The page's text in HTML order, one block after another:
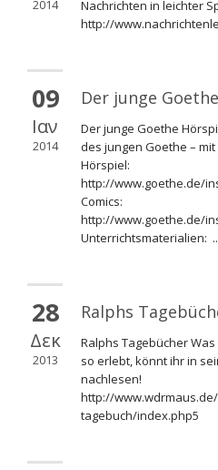
2014
Nachrichten in leichter
http://
09
Ιαν
2014
Der junge Goethe
Der junge Goethe
des jungen Goethe –
Hörspiel:
http://www.goethe.de/
Comics:
http://www.goethe.de/
Unterrichtsmaterialien:
28
Δεκ
2013
Ralphs
Ralphs Tagebücher
so erlebt, könnt ihr in
nachlesen!
http://
tagebuch/index.php5